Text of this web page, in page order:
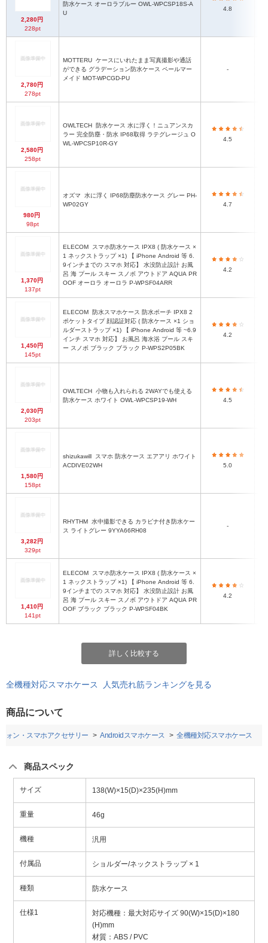
2,280円
228pt
防水ケース オーロラブルー OWL-WPCSP18S-A
U
4.8
2,780円
278pt
MOTTERU
ができる グラデーション防水ケース ペールマー
メイド MOT-WPCGD-PU
-
2,580円
258pt
OWLTECH
ラー 完全防塵・防水 IP68取得 ラテグレージュ O
WL-WPCSP10R-GY
4.5
980円
98pt
オズマ
WP02GY
4.7
1,370円
137pt
ELECOM
1 ネックストラップ ×1) 【 iPhone Android 等 6.
9インチまでの スマホ 対応】 水没防止設計 お風
呂 海 プール スキー スノボ アウトドア AQUA PR
OOF オーロラ オーロラ P-WPSF04ARR
4.2
1,450円
145pt
ELECOM
ポケットタイプ 顔認証対応 ( 防水ケース ×1 ショ
ルダーストラップ ×1) 【 iPhone Android 等 ~6.9
インチ スマホ 対応】 お風呂 海水浴 プール スキ
ー スノボ ブラック ブラック P-WPS2P05BK
4.2
2,030円
203pt
OWLTECH
防水ケース ホワイト OWL-WPCSP19-WH
4.5
1,580円
158pt
shizukawill
ACDIVE02WH
5.0
3,282円
329pt
RHYTHM
ス ライトグレー 9YYA66RH08
-
1,410円
141pt
ELECOM
1 ネックストラップ ×1) 【 iPhone Android 等 6.
9インチまでの スマホ 対応】 水没防止設計 お風
呂 海 プール スキー スノボ アウトドア AQUA PR
OOF ブラック ブラック P-WPSF04BK
4.2
詳しく比較する
全機種対応スマホケース 人気売れ筋ランキングを見る
商品について
ォン・スマホアクセサリー Androidスマホケース 全機種対応スマホケース
商品スペック
サイズ 138(W)×15(D)×235(H)mm
重量 46g
機種 汎用
付属品 ショルダー/ネックストラップ × 1
種類 防水ケース
仕様1
対応機種：最大対応サイズ 90(W)×15(D)×180
(H)mm
材質：ABS / PVC